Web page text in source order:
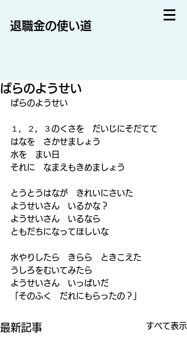
退職金の使い道
ばらのようせい
ばらのようせい
１，２，３のくさを　だいじにそだてて
はなを　さかせましょう
水を　まい日
それに　なまえもきめましょう
とうとうはなが　きれいにさいた
ようせいさん　いるかな？
ようせいさん　いるなら
ともだちになってほしいな
水やりしたら　きらら　ときこえた
うしろをむいてみたら
ようせいさん　いっぱいだ
「そのふく　だれにもらったの？」
最新記事 すべて表示